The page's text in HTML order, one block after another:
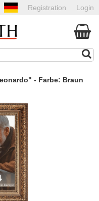
Login
Registration
- Farbe: Braun